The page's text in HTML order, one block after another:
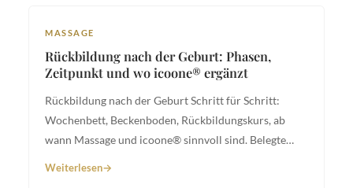
MASSAGE
Rückbildung nach der Geburt: Phasen,
Zeitpunkt und wo icoone® ergänzt
Rückbildung nach der Geburt Schritt für Schritt:
Wochenbett, Beckenboden, Rückbildungskurs, ab
wann Massage und icoone® sinnvoll sind. Belegte
Weiterlesen